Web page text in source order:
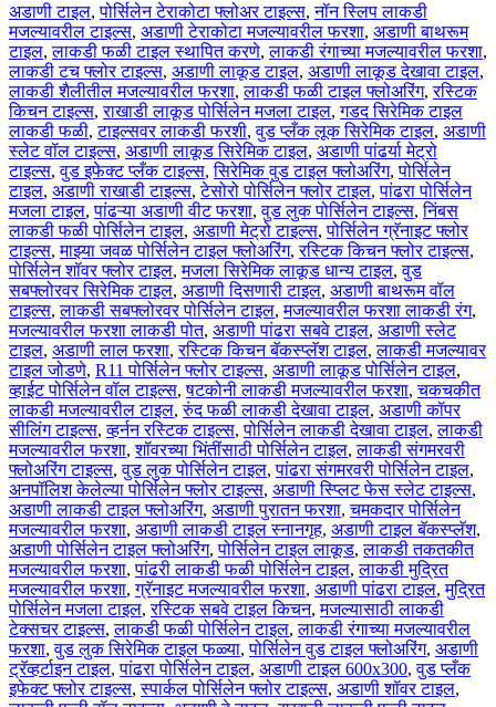
अडाणी टाइल,पोर्सिलेन टेराकोटा फ्लोअर टाइल्स,नॉन स्लिप लाकडी
मजल्यावरील टाइल्स, अडाणी टेराकोटा मजल्यावरील फरशा, अडाणी बाथरूम
टाइल,लाकडी फळी टाइल स्थापित करणे,लाकडी रंगाच्या मजल्यावरील फरशा,
लाकडी टच फ्लोर टाइल्स, अडाणी लाकूड टाइल, अडाणी लाकूड देखावा टाइल,
लाकडी शैलीतील मजल्यावरील फरशा,लाकडी फळी टाइल फ्लोअरिंग,रस्टिक
किचन टाइल्स,राखाडी लाकूड पोर्सिलेन मजला टाइल,गडद सिरेमिक टाइल
लाकडी फळी,टाइल्सवर लाकडी फरशी,वुड प्लँक लूक सिरेमिक टाइल, अडाणी
स्लेट वॉल टाइल्स, अडाणी लाकूड सिरेमिक टाइल, अडाणी पांढर्या मेट्रो
टाइल्स,वुड इफेक्ट प्लँक टाइल्स,सिरेमिक वुड टाइल फ्लोअरिंग,पोर्सिलेन
टाइल, अडाणी राखाडी टाइल्स,टेसोरो पोर्सिलेन फ्लोर टाइल,पांढरा पोर्सिलेन
मजला टाइल,पांढऱ्या अडाणी वीट फरशा,वुड लुक पोर्सिलेन टाइल्स,निंबस
लाकडी फळी पोर्सिलेन टाइल, अडाणी मेट्रो टाइल्स,पोर्सिलेन ग्रॅनाइट फ्लोर
टाइल्स,माझ्या जवळ पोर्सिलेन टाइल फ्लोअरिंग,रस्टिक किचन फ्लोर टाइल्स,
पोर्सिलेन शॉवर फ्लोर टाइल,मजला सिरेमिक लाकूड धान्य टाइल,वुड
सबफ्लोरवर सिरेमिक टाइल, अडाणी दिसणारी टाइल, अडाणी बाथरूम वॉल
टाइल्स,लाकडी सबफ्लोरवर पोर्सिलेन टाइल,मजल्यावरील फरशा लाकडी रंग,
मजल्यावरील फरशा लाकडी पोत, अडाणी पांढरा सबवे टाइल, अडाणी स्लेट
टाइल, अडाणी लाल फरशा,रस्टिक किचन बॅकस्प्लॅश टाइल,लाकडी मजल्यावर
टाइल जोडणे, R11 पोर्सिलेन फ्लोर टाइल्स, अडाणी लाकूड पोर्सिलेन टाइल,
व्हाईट पोर्सिलेन वॉल टाइल्स,षटकोनी लाकडी मजल्यावरील फरशा,चकचकीत
लाकडी मजल्यावरील टाइल,रुंद फळी लाकडी देखावा टाइल, अडाणी कॉपर
सीलिंग टाइल्स,व्हर्नन रस्टिक टाइल्स,पोर्सिलेन लाकडी देखावा टाइल,लाकडी
मजल्यावरील फरशा,शॉवरच्या भिंतींसाठी पोर्सिलेन टाइल,लाकडी संगमरवरी
फ्लोअरिंग टाइल्स,वुड लुक पोर्सिलेन टाइल,पांढरा संगमरवरी पोर्सिलेन टाइल,
अनपॉलिश केलेल्या पोर्सिलेन फ्लोर टाइल्स, अडाणी स्प्लिट फेस स्लेट टाइल्स,
अडाणी लाकडी टाइल फ्लोअरिंग, अडाणी पुरातन फरशा,चमकदार पोर्सिलेन
मजल्यावरील फरशा, अडाणी लाकडी टाइल स्नानगृह, अडाणी टाइल बॅकस्प्लॅश,
अडाणी पोर्सिलेन टाइल फ्लोअरिंग,पोर्सिलेन टाइल लाकूड,लाकडी तकतकीत
मजल्यावरील फरशा,पांढरी लाकडी फळी पोर्सिलेन टाइल,लाकडी मुद्रित
मजल्यावरील फरशा,ग्रॅनाइट मजल्यावरील फरशा, अडाणी पांढरा टाइल,मुद्रित
पोर्सिलेन मजला टाइल,रस्टिक सबवे टाइल किचन,मजल्यासाठी लाकडी
टेक्सचर टाइल्स,लाकडी फळी पोर्सिलेन टाइल,लाकडी रंगाच्या मजल्यावरील
फरशा,वुड लुक सिरेमिक टाइल फळ्या,पोर्सिलेन वुड टाइल फ्लोअरिंग, अडाणी
ट्रॅव्हर्टाइन टाइल,पांढरा पोर्सिलेन टाइल, अडाणी टाइल 600x300,वुड प्लँक
इफेक्ट फ्लोर टाइल्स,स्पार्कल पोर्सिलेन फ्लोर टाइल्स, अडाणी शॉवर टाइल,